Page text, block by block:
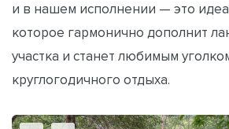
и в нашем исполнении — это
которое гармонично дополнит
участка и станет любимым
круглогодичного отдыха.